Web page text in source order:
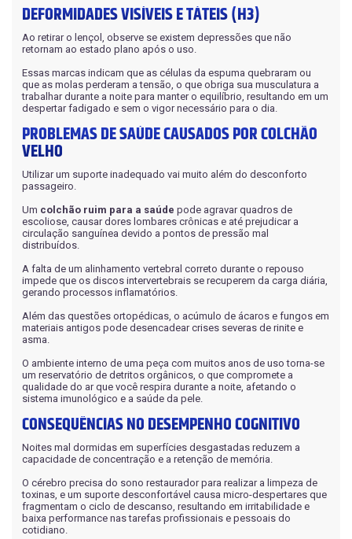
DEFORMIDADES VISÍVEIS E TÁTEIS (H3)
Ao retirar o lençol, observe se existem depressões que não
retornam ao estado plano após o uso.
Essas marcas indicam que as células da espuma quebraram ou
que as molas perderam a tensão, o que obriga sua musculatura a
trabalhar durante a noite para manter o equilíbrio, resultando em um
despertar fadigado e sem o vigor necessário para o dia.
PROBLEMAS DE SAÚDE CAUSADOS POR COLCHÃO
VELHO
Utilizar um suporte inadequado vai muito além do desconforto
passageiro.
Um colchão ruim para a saúde pode agravar quadros de
escoliose, causar dores lombares crônicas e até prejudicar a
circulação sanguínea devido a pontos de pressão mal
distribuídos.
A falta de um alinhamento vertebral correto durante o repouso
impede que os discos intervertebrais se recuperem da carga diária,
gerando processos inflamatórios.
Além das questões ortopédicas, o acúmulo de ácaros e fungos em
materiais antigos pode desencadear crises severas de rinite e
asma.
O ambiente interno de uma peça com muitos anos de uso torna-se
um reservatório de detritos orgânicos, o que compromete a
qualidade do ar que você respira durante a noite, afetando o
sistema imunológico e a saúde da pele.
CONSEQUÊNCIAS NO DESEMPENHO COGNITIVO
Noites mal dormidas em superfícies desgastadas reduzem a
capacidade de concentração e a retenção de memória.
O cérebro precisa do sono restaurador para realizar a limpeza de
toxinas, e um suporte desconfortável causa micro-despertares que
fragmentam o ciclo de descanso, resultando em irritabilidade e
baixa performance nas tarefas profissionais e pessoais do
cotidiano.